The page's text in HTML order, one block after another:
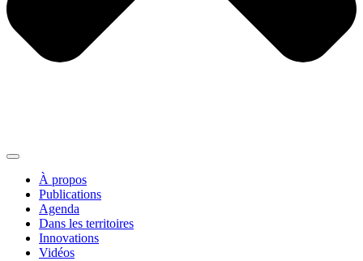
À propos
Publications
Agenda
Dans les territoires
Innovations
Vidéos